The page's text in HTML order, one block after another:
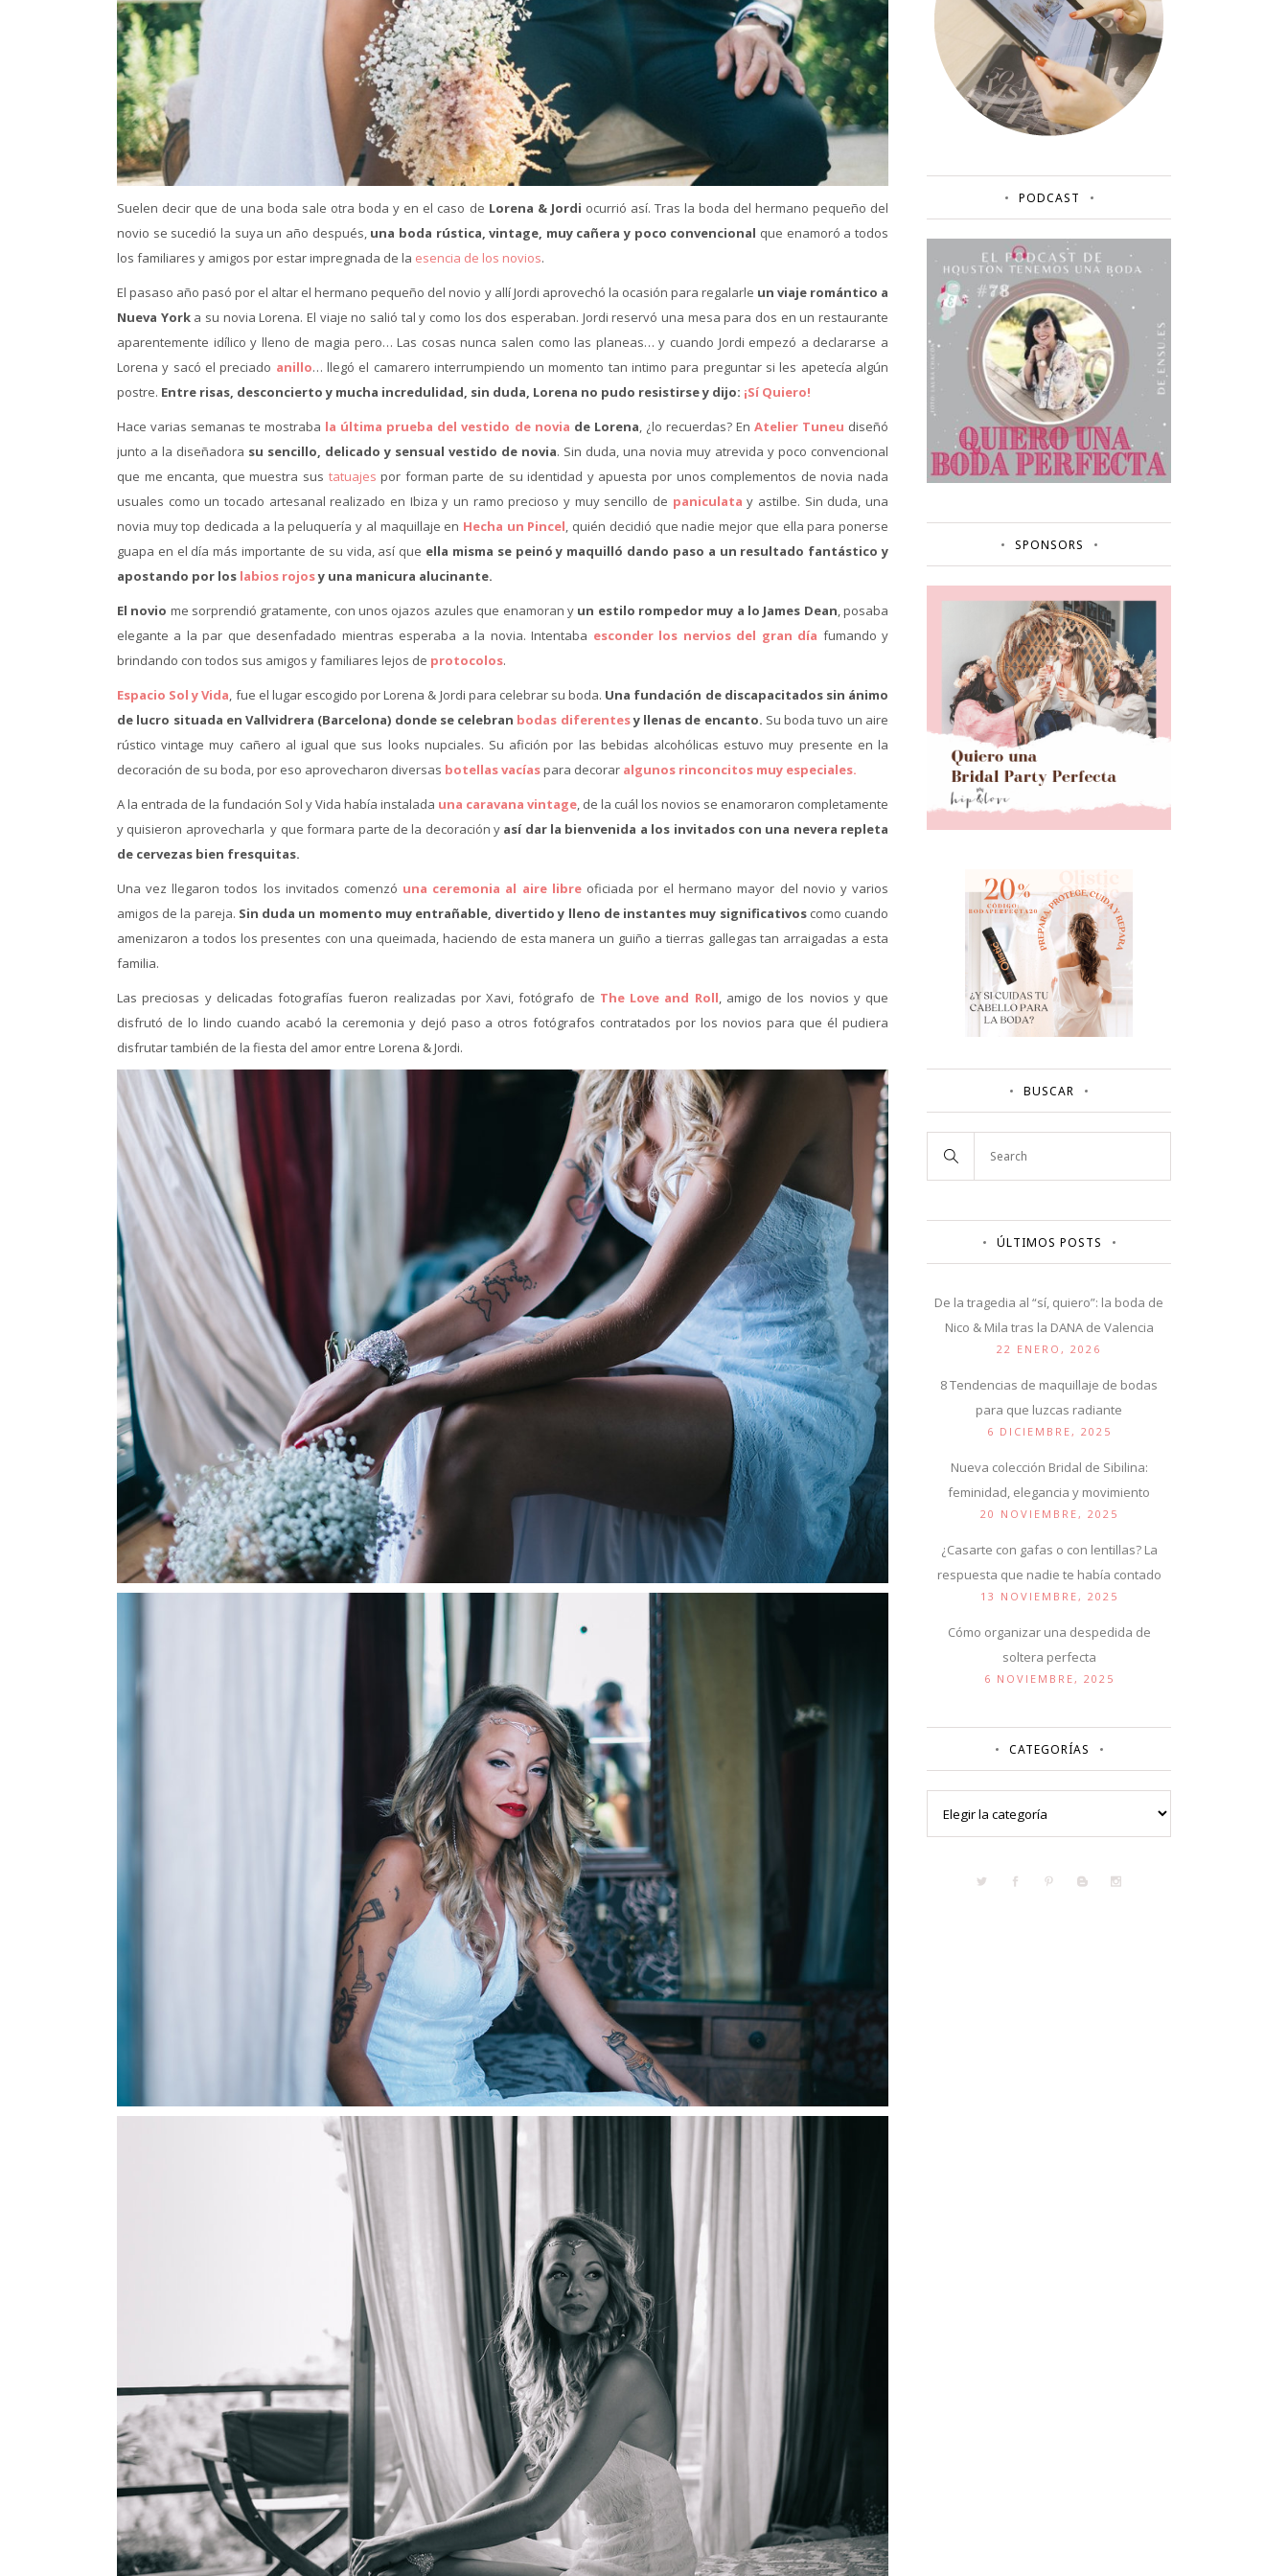
Suelen decir que de una boda sale otra boda y en el caso de Lorena & Jordi ocurrió así. Tras la boda del hermano pequeño del
novio se sucedió la suya un año después, una boda rústica, vintage, muy cañera y poco convencional que enamoró a todos
los familiares y amigos por estar impregnada de la esencia de los novios.
El pasaso año pasó por el altar el hermano pequeño del novio y allí Jordi aprovechó la ocasión para regalarle un viaje romántico a
Nueva Yorka su novia Lorena. El viaje no salió tal y como los dos esperaban. Jordi reservó una mesa para dos en un restaurante
aparentemente idílico y lleno de magia pero… Las cosas nunca salen como las planeas… y cuando Jordi empezó a declararse a
Lorena y sacó el preciado anillo… llegó el camarero interrumpiendo un momento tan intimo para preguntar si les apetecía algún
postre. Entre risas, desconcierto y mucha incredulidad, sin duda, Lorena no pudo resistirse y dijo: ¡Sí Quiero!
Hace varias semanas te mostraba la última prueba del vestido de novia de Lorena, ¿lo recuerdas? En Atelier Tuneu diseñó
junto a la diseñadora su sencillo, delicado y sensual vestido de novia. Sin duda, una novia muy atrevida y poco convencional
que me encanta, que muestra sus tatuajes por forman parte de su identidad y apuesta por unos complementos de novia nada
usuales como un tocado artesanal realizado en Ibiza y un ramo precioso y muy sencillo de paniculata y astilbe. Sin duda, una
novia muy top dedicada a la peluquería y al maquillaje en Hecha un Pincel, quién decidió que nadie mejor que ella para ponerse
guapa en el día más importante de su vida, así que ella misma se peinó y maquilló dando paso a un resultado fantástico y
apostando por los labios rojosy una manicura alucinante.
El novio me sorprendió gratamente, con unos ojazos azules que enamoran y un estilo rompedor muy a lo James Dean, posaba
elegante a la par que desenfadado mientras esperaba a la novia. Intentaba esconder los nervios del gran día fumando y
brindando con todos sus amigos y familiares lejos de protocolos.
Espacio Sol y Vida, fue el lugar escogido por Lorena & Jordi para celebrar su boda. Una fundación de discapacitados sin ánimo
de lucro situada en Vallvidrera (Barcelona) donde se celebran bodas diferentesy llenas de encanto. Su boda tuvo un aire
rústico vintage muy cañero al igual que sus looks nupciales. Su afición por las bebidas alcohólicas estuvo muy presente en la
decoración de su boda, por eso aprovecharon diversas botellas vacíaspara decorar algunos rinconcitos muy especiales.
A la entrada de la fundación Sol y Vida había instalada una caravana vintage, de la cuál los novios se enamoraron completamente
y quisieron aprovecharla y que formara parte de la decoración y así dar la bienvenida a los invitados con una nevera repleta
de cervezas bien fresquitas.
Una vez llegaron todos los invitados comenzó una ceremonia al aire libreoficiada por el hermano mayor del novio y varios
amigos de la pareja. Sin duda un momento muy entrañable, divertido y lleno de instantes muy significativoscomo cuando
amenizaron a todos los presentes con una queimada, haciendo de esta manera un guiño a tierras gallegas tan arraigadas a esta
familia.
Las preciosas y delicadas fotografías fueron realizadas por Xavi, fotógrafo de The Love and Roll, amigo de los novios y que
disfrutó de lo lindo cuando acabó la ceremonia y dejó paso a otros fotógrafos contratados por los novios para que él pudiera
disfrutar también de la fiesta del amor entre Lorena & Jordi.
PODCAST
SPONSORS
BUSCAR
ÚLTIMOS POSTS
De la tragedia al “sí, quiero”: la boda de
Nico & Mila tras la DANA de Valencia
22 ENERO, 2026
8 Tendencias de maquillaje de bodas
para que luzcas radiante
6 DICIEMBRE, 2025
Nueva colección Bridal de Sibilina:
feminidad, elegancia y movimiento
20 NOVIEMBRE, 2025
¿Casarte con gafas o con lentillas? La
respuesta que nadie te había contado
13 NOVIEMBRE, 2025
Cómo organizar una despedida de
soltera perfecta
6 NOVIEMBRE, 2025
CATEGORÍAS